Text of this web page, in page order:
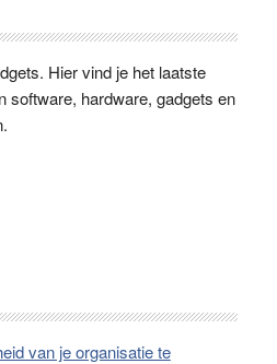
Hier vind je het laatste
software, hardware, gadgets en
van je organisatie te